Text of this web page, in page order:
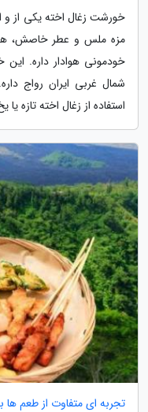
خورشت زغال اخته یکی از و
مزه ملس و عطر خاصش،
خودمونی هوادار داره.
شمال غربی ایران رواج
استفاده از زغال اخته تازه
تجربه ای متفاوت از طعم ها